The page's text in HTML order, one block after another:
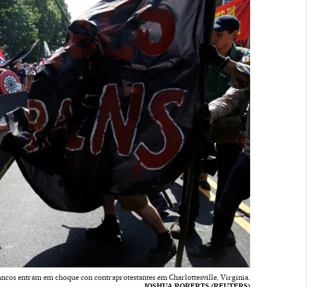
entram em choque con contraprotestantes em Charlottesville, Virginia.